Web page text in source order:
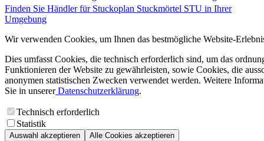
Finden Sie Händler für Stuckoplan Stuckmörtel STU in Ihrer
Umgebung
Wir verwenden Cookies, um Ihnen das bestmögliche Website-
Dies umfasst Cookies, die technisch erforderlich sind, um das
Funktionieren der Website zu gewährleisten, sowie Cookies, die
anonymen statistischen Zwecken verwendet werden. Weitere
Sie in unsererDatenschutzerklärung.
Technisch erforderlich
Statistik
Auswahl akzeptieren Alle Cookies akzeptieren